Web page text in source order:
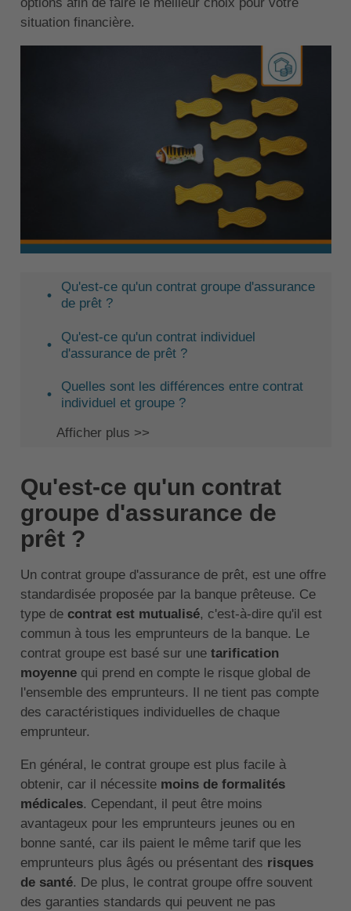
situation financière.
Qu'est-ce qu'un contrat groupe d'assurance
de prêt ?
Qu'est-ce qu'un contrat individuel
d'assurance de prêt ?
Quelles sont les différences entre contrat
individuel et groupe ?
Afficher plus >>
Qu'est-ce qu'un contrat
groupe d'assurance de
prêt ?
Un contrat groupe d'assurance de prêt, est une offre
standardisée proposée par la banque prêteuse. Ce
type de contrat est mutualisé, c'est-à-dire qu'il est
commun à tous les emprunteurs de la banque. Le
contrat groupe est basé sur une tarification
moyennequi prend en compte le risque global de
l'ensemble des emprunteurs. Il ne tient pas compte
des caractéristiques individuelles de chaque
emprunteur.
En général, le contrat groupe est plus facile à
obtenir, car il nécessite moins de formalités
médicales. Cependant, il peut être moins
avantageux pour les emprunteurs jeunes ou en
bonne santé, car ils paient le même tarif que les
emprunteurs plus âgés ou présentant des risques
de santé. De plus, le contrat groupe offre souvent
des garanties standards qui peuvent ne pas